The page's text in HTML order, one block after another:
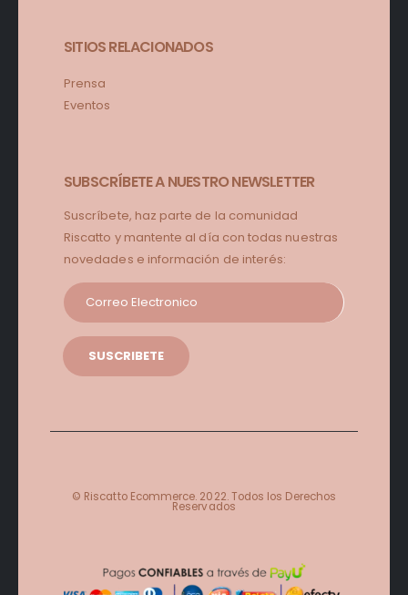
SITIOS RELACIONADOS
Prensa
Eventos
SUBSCRÍBETE A NUESTRO NEWSLETTER
Suscríbete, haz parte de la comunidad
Riscatto y mantente al día con todas nuestras
novedades e información de interés:
© Riscatto Ecommerce. 2022. Todos los Derechos
Reservados